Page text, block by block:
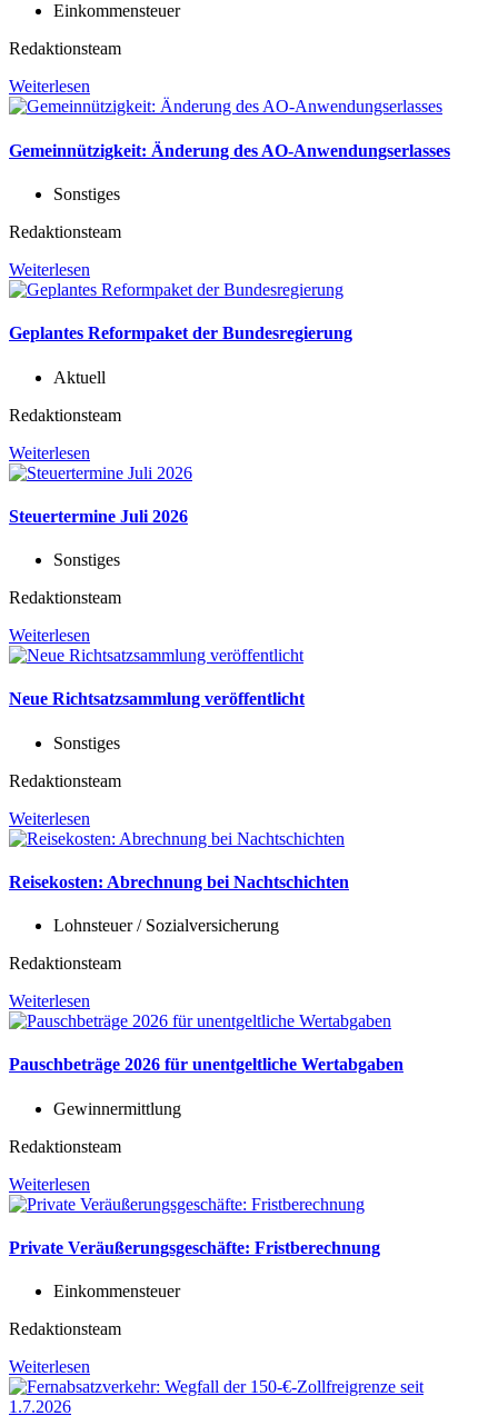
Einkommensteuer
Redaktionsteam
Weiterlesen
Gemeinnützigkeit: Änderung des AO-Anwendungserlasses
Sonstiges
Redaktionsteam
Weiterlesen
Geplantes Reformpaket der Bundesregierung
Aktuell
Redaktionsteam
Weiterlesen
Steuertermine Juli 2026
Sonstiges
Redaktionsteam
Weiterlesen
Neue Richtsatzsammlung veröffentlicht
Sonstiges
Redaktionsteam
Weiterlesen
Reisekosten: Abrechnung bei Nachtschichten
Lohnsteuer / Sozialversicherung
Redaktionsteam
Weiterlesen
Pauschbeträge 2026 für unentgeltliche Wertabgaben
Gewinnermittlung
Redaktionsteam
Weiterlesen
Private Veräußerungsgeschäfte: Fristberechnung
Einkommensteuer
Redaktionsteam
Weiterlesen